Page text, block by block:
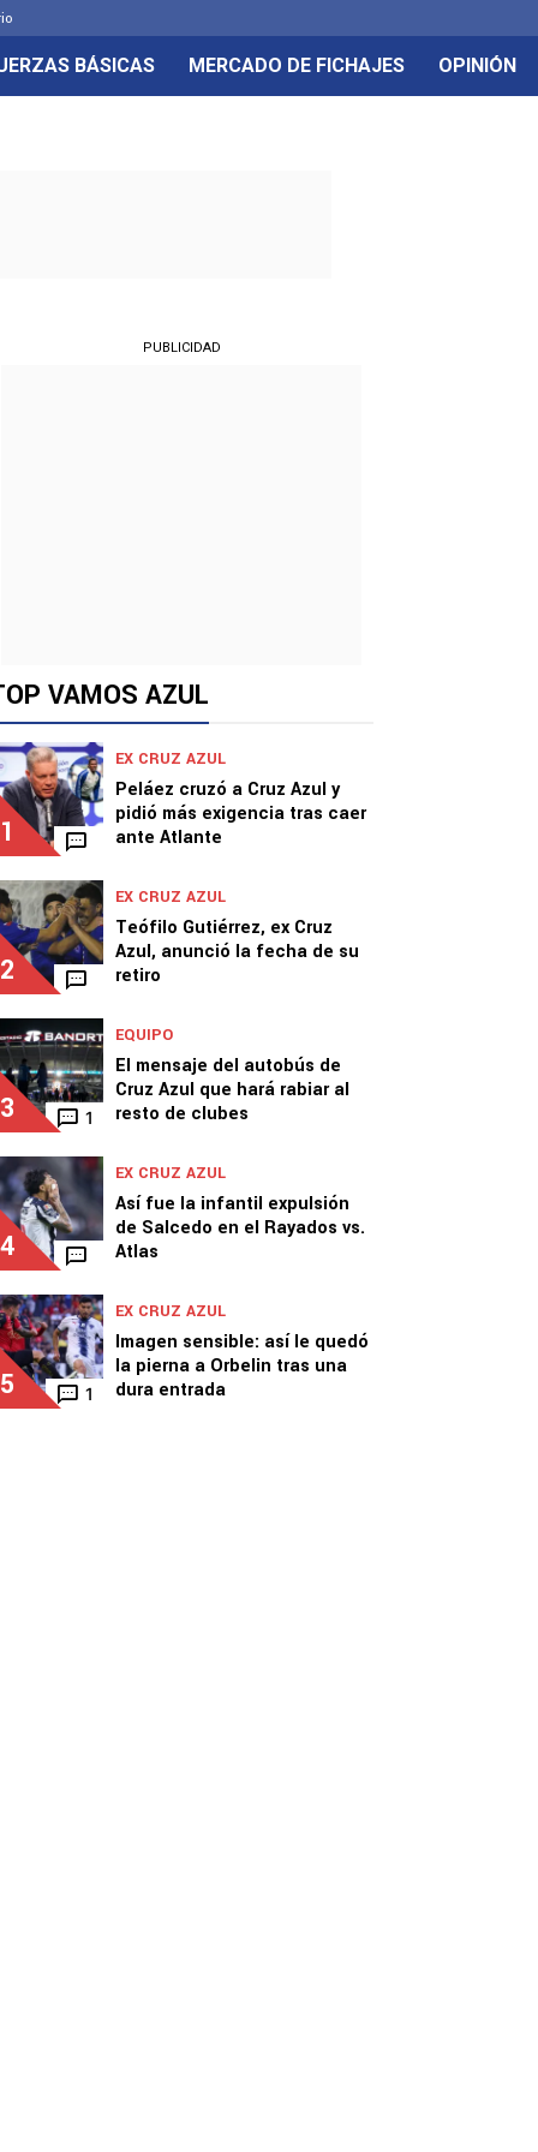
BÁSICAS MERCADO DE FICHAJES OPINIÓN
PUBLICIDAD
VAMOS AZUL
1
EX CRUZ AZUL
Peláez cruzó a Cruz Azul y
pidió más exigencia tras caer
ante Atlante
2
EX CRUZ AZUL
Teófilo Gutiérrez, ex Cruz
Azul, anunció la fecha de su
retiro
3 1
EQUIPO
El mensaje del autobús de
Cruz Azul que hará rabiar al
resto de clubes
4
EX CRUZ AZUL
Así fue la infantil expulsión
de Salcedo en el Rayados vs.
Atlas
5 1
EX CRUZ AZUL
Imagen sensible: así le quedó
la pierna a Orbelin tras una
dura entrada